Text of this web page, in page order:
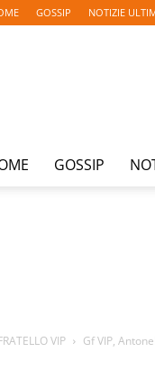
GOSSIP NOTIZIE
GOSSIP
VIP Gf VIP,